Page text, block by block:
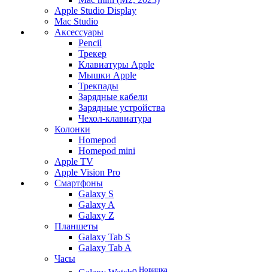
Apple Studio Display
Mac Studio
Аксессуары
Pencil
Трекер
Клавиатуры Apple
Мышки Apple
Трекпады
Зарядные кабели
Зарядные устройства
Чехол-клавиатура
Колонки
Homepod
Homepod mini
Apple TV
Apple Vision Pro
Смартфоны
Galaxy S
Galaxy A
Galaxy Z
Планшеты
Galaxy Tab S
Galaxy Tab A
Часы
Новинка